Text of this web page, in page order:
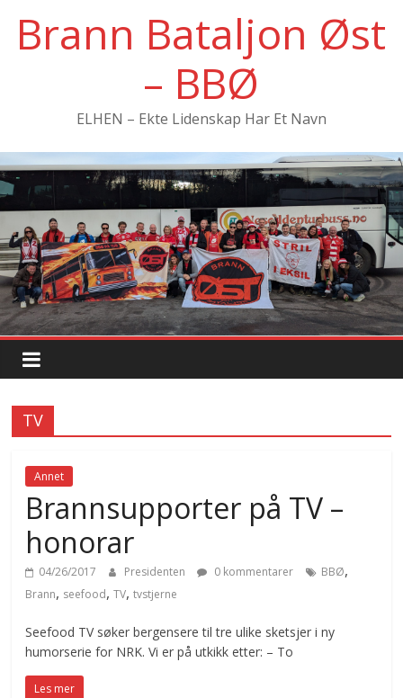
innholdet
Brann Bataljon Øst
– BBØ
ELHEN – Ekte Lidenskap Har Et Navn
TV
Annet
Brannsupporter på TV –
honorar
04/26/2017 Presidenten 0 kommentarer BBØ,
Brann, seefood,TV,tvstjerne
Seefood TV søker bergensere til tre ulike sketsjer i ny
humorserie for NRK. Vi er på utkikk etter: – To
Les mer